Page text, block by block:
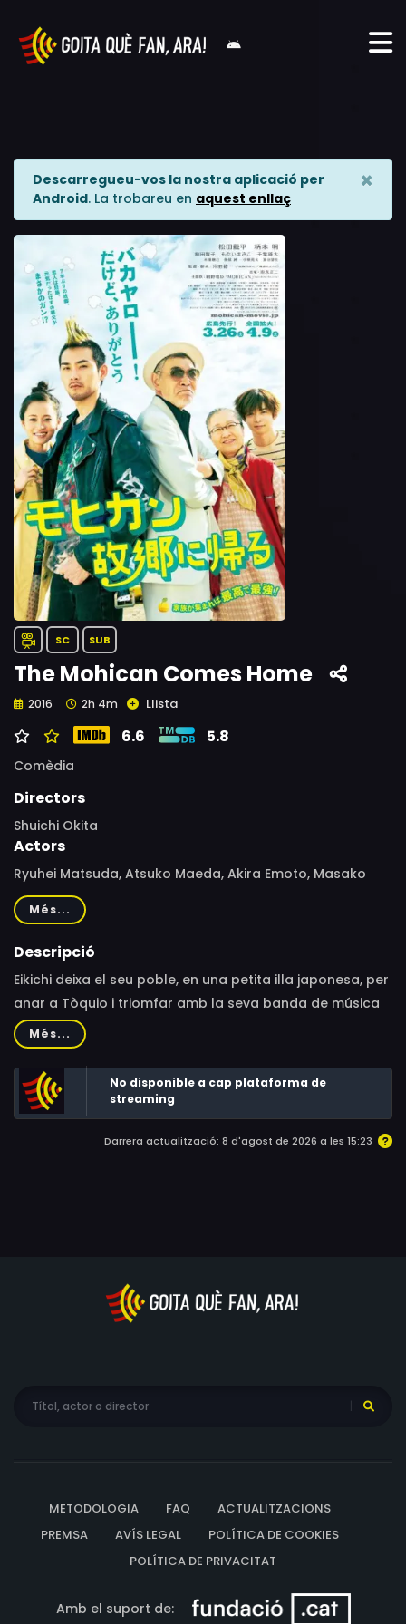
Descarregueu-vos la nostra aplicació per
Android. La trobareu en aquest enllaç
×
SC SUB
The Mohican Comes Home
2016 2h 4m Llista
6.6 5.8
Comèdia
Directors
Shuichi Okita
Actors
Ryuhei Matsuda, Atsuko Maeda, Akira Emoto, Masako
Motai, Yudai Chiba, Katsumi Kiba, Jun Miho
Més...
Descripció
Eikichi deixa el seu poble, en una petita illa japonesa, per
anar a Tòquio i triomfar amb la seva banda de música
death-metal. Però no se’n surt, i set anys després torna
a casa.
Més...
No disponible a cap plataforma de
streaming
Darrera actualització: 8 d'agost de 2026 a les 15:23
METODOLOGIA FAQ
ACTUALITZACIONS
PREMSA
AVÍS LEGAL
POLÍTICA DE COOKIES
POLÍTICA DE PRIVACITAT
Amb el suport de: